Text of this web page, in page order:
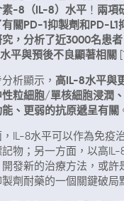
素-8（IL-8）水平 ！ 兩項
有關PD-1抑製劑和PD-L1
究，分析了近3000名患
平與預後不良顯著相關
析顯示， 高IL-8水平與
性粒細胞/單核細胞浸潤
、更弱的抗原遞呈有關
IL-8水平可以作為免疫
物；另一方面，以高IL-
發新的治療方法，或許
劑耐藥的一個關鍵破局